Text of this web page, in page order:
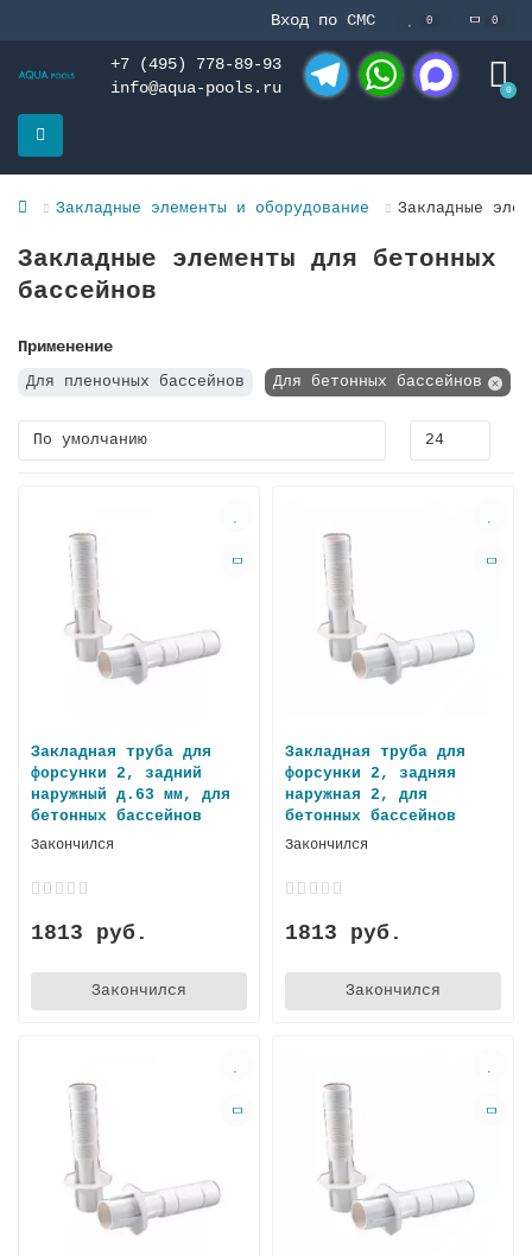
Вход по СМС 0 0
+7 (495) 778-89-93
info@aqua-pools.ru
0
Закладные элементы и оборудование Закладные
Закладные элементы для бетонных
бассейнов
Применение
Для пленочных бассейнов Для бетонных бассейнов
Закладная труба для
форсунки 2, задний
наружный д.63 мм, для
бетонных бассейнов
Закончился
1813 руб.
Закончился
Закладная труба для
форсунки 2, задняя
наружная 2, для
бетонных бассейнов
Закончился
1813 руб.
Закончился